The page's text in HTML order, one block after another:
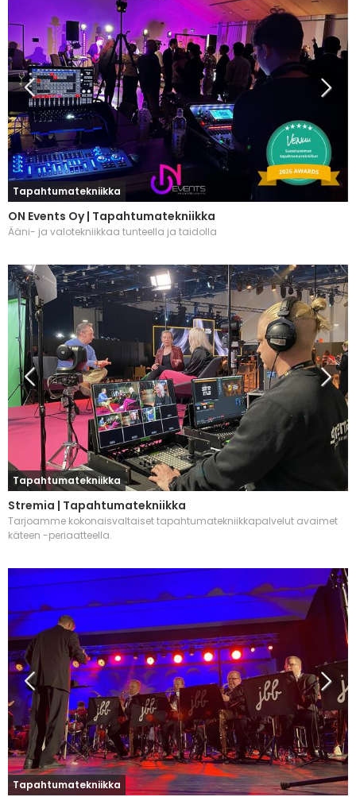
Tapahtumatekniikka
ON Events Oy | Tapahtumatekniikka
Ääni- ja valotekniikkaa tunteella ja taidolla
Tapahtumatekniikka
Stremia | Tapahtumatekniikka
Tarjoamme kokonaisvaltaiset tapahtumatekniikkapalvelut avaimet
käteen -periaatteella.
Tapahtumatekniikka